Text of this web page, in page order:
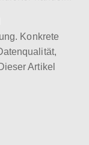
Konkrete
Artikel